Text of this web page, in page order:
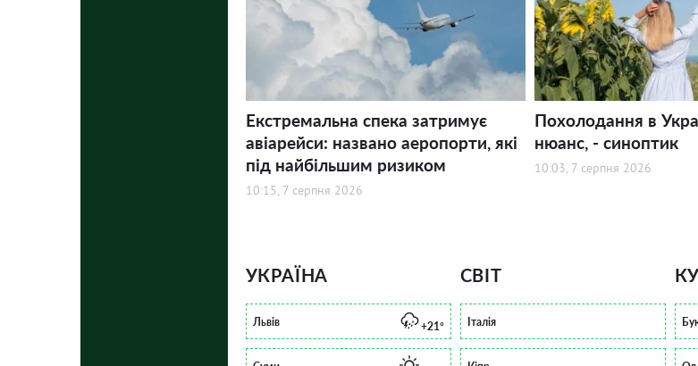
Екстремальна спека затримує
авіарейси: названо аеропорти, які
під найбільшим ризиком
10:15, 7 серпня 2026
Похолодання в
нюанс, - синоптик
10:03, 7 серпня 2026
УКРАЇНА
Львів +21°
СВІТ
Італія